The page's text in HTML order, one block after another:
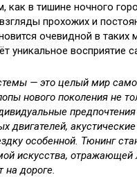
как в тишине ночного
прохожих и
очевидной в
уникальное восприятие
— это целый мир
нового поколения не
двигателей,
особенной. Тюнинг
искусства, отражающей
дороге.